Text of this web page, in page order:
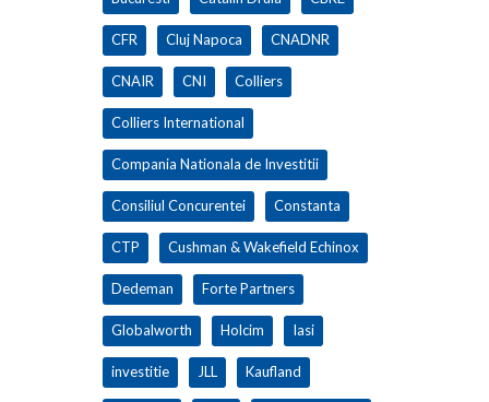
CFR Cluj Napoca CNADNR
CNAIR CNI Colliers
Colliers International
Compania Nationala de Investitii
Consiliul Concurentei Constanta
CTP Cushman & Wakefield Echinox
Dedeman Forte Partners
Globalworth Holcim Iasi
investitie JLL Kaufland